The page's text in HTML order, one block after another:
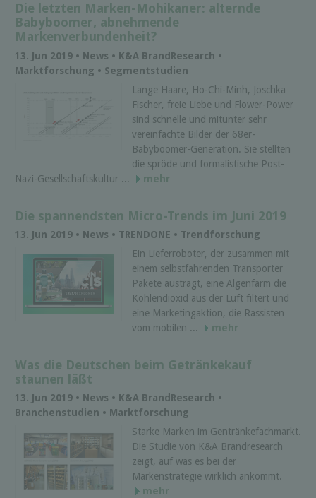
Die letzten Marken-Mohikaner: alternde
Babyboomer, abnehmende
Markenverbundenheit?
13. Jun 2019 • News • K&A BrandResearch •
Marktforschung • Segmentstudien
Lange Haare, Ho-Chi-Minh, Joschka
Fischer, freie Liebe und Flower-Power
sind schnelle und mitunter sehr
vereinfachte Bilder der 68er-
Babyboomer-Generation. Sie stellten
die spröde und formalistische Post-
Nazi-Gesellschaftskultur ...
mehr
Die spannendsten Micro-Trends im Juni 2019
13. Jun 2019 • News • TRENDONE • Trendforschung
Ein Lieferroboter, der zusammen mit
einem selbstfahrenden Transporter
Pakete austrägt, eine Algenfarm die
Kohlendioxid aus der Luft filtert und
eine Marketingaktion, die Rassisten
vom mobilen ...
mehr
Was die Deutschen beim Getränkekauf
staunen läßt
13. Jun 2019 • News • K&A BrandResearch •
Branchenstudien • Marktforschung
Starke Marken im Gentränkefachmarkt.
Die Studie von K&A Brandresearch
zeigt, auf was es bei der
Markenstrategie wirklich ankommt.
mehr